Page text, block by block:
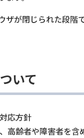
ザが閉じられた段
いて
応方針
高齢者や障害者を